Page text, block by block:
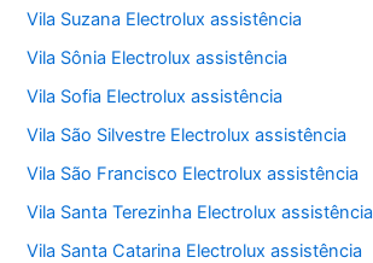
Vila Suzana Electrolux assistência
Vila Sônia Electrolux assistência
Vila Sofia Electrolux assistência
Vila São Silvestre Electrolux assistência
Vila São Francisco Electrolux assistência
Vila Santa Terezinha Electrolux assistência
Vila Santa Catarina Electrolux assistência